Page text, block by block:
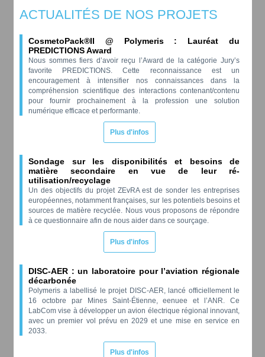
ACTUALITÉS DE NOS PROJETS
CosmetoPack®II @ Polymeris : Lauréat du
PREDICTIONS Award
Nous sommes fiers d’avoir reçu l’Award de la catégorie Jury’s
favorite PREDICTIONS. Cette reconnaissance est un
encouragement à intensifier nos connaissances dans la
compréhension scientifique des interactions contenant/contenu
pour fournir prochainement à la profession une solution
numérique efficace et performante.
Plus d'infos
Sondage sur les disponibilités et besoins de
matière secondaire en vue de leur ré-
utilisation/recyclage
Un des objectifs du projet ZEvRA est de sonder les entreprises
européennes, notamment françaises, sur les potentiels besoins et
sources de matière recyclée. Nous vous proposons de répondre
à ce questionnaire afin de nous aider dans ce sourçage.
Plus d'infos
DISC-AER : un laboratoire pour l’aviation régionale
décarbonée
Polymeris a labellisé le projet DISC-AER, lancé officiellement le
16 octobre par Mines Saint-Étienne, eenuee et l’ANR. Ce
LabCom vise à développer un avion électrique régional innovant,
avec un premier vol prévu en 2029 et une mise en service en
2033.
Plus d'infos